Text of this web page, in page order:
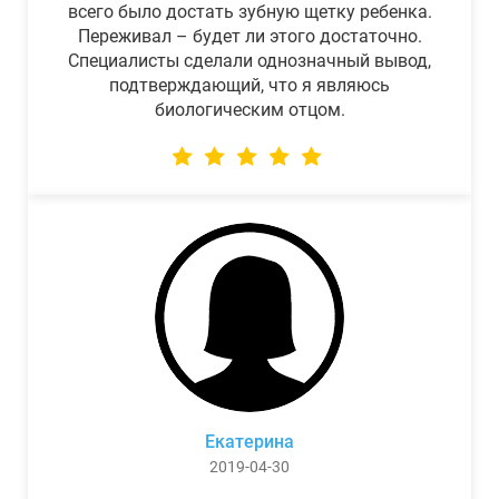
всего было достать зубную щетку ребенка.
Переживал – будет ли этого достаточно.
Специалисты сделали однозначный вывод,
подтверждающий, что я являюсь
биологическим отцом.
Екатерина
2019-04-30